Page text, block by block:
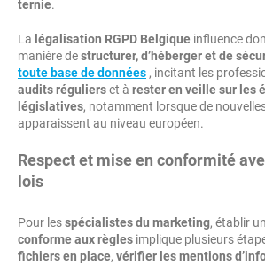
ternie.
La légalisation RGPD Belgique influence
manière destructurer, d’héberger et de
toute base de données , incitant les
audits régulierset à rester en veille sur les
législatives, notamment lorsque de
apparaissent au niveau européen.
Respect et mise en conformité
lois
Pour lesspécialistes du marketing, établir
conforme aux règles implique plusieurs
fichiers en place, vérifier les mentions